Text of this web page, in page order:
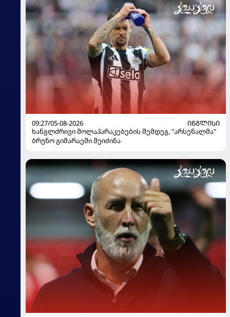
09:27/05-08-2026
ᲘᲜᲒᲚᲘᲡᲘ
ხანგლძრივი მოლაპარაკებების შემდეგ, "არსენალმა"
ბრუნო გიმარაეში შეიძინა